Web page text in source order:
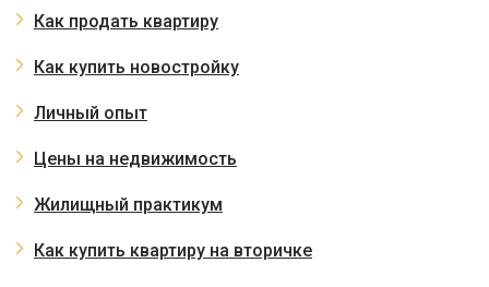
Как продать квартиру
Как купить новостройку
Личный опыт
Цены на недвижимость
Жилищный практикум
Как купить квартиру на вторичке